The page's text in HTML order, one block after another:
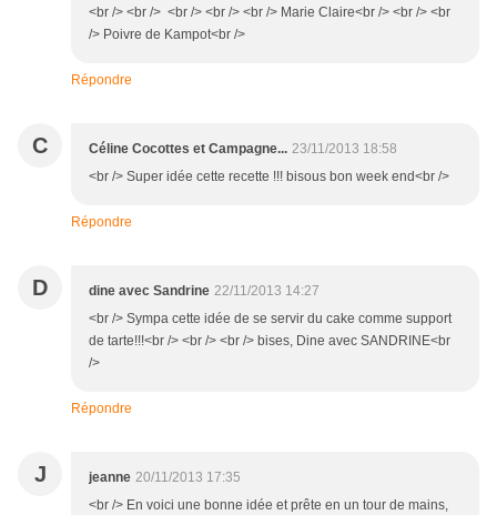
<br /> <br /> <br /> <br /> <br /> Marie Claire<br /> <br /> <br
/> Poivre de Kampot<br />
Répondre
C Céline Cocottes et Campagne... 23/11/2013 18:58
<br /> Super idée cette recette !!! bisous bon week end<br />
Répondre
D dine avec Sandrine 22/11/2013 14:27
<br /> Sympa cette idée de se servir du cake comme support
de tarte!!!<br /> <br /> <br /> bises, Dine avec SANDRINE<br
/>
Répondre
J jeanne 20/11/2013 17:35
<br /> En voici une bonne idée et prête en un tour de mains,